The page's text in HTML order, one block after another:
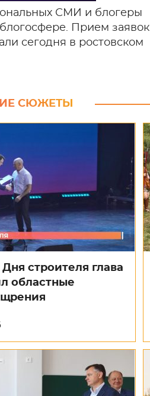
СМИ и блогеры
Прием заявок
сегодня в ростовском
СЮЖЕТЫ
строителя глава
областные